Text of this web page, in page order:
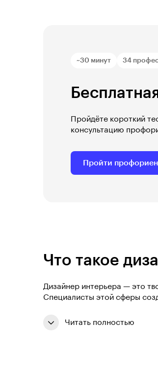
~30 минут 34
Пройдёте короткий
консультацию
Пройти
Что такое
Дизайнер интерьера — это
Специалисты этой сферы
Читать полностью